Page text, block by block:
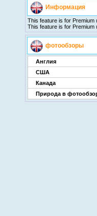
Информация
This feature is for Premium
This feature is for Premium
фотообзоры
Англия
США
Канада
Природа в